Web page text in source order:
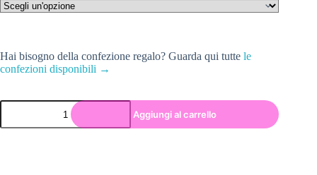
Hai bisogno della confezione regalo? Guarda qui tutte le
confezioni disponibili →
Aggiungi al carrello